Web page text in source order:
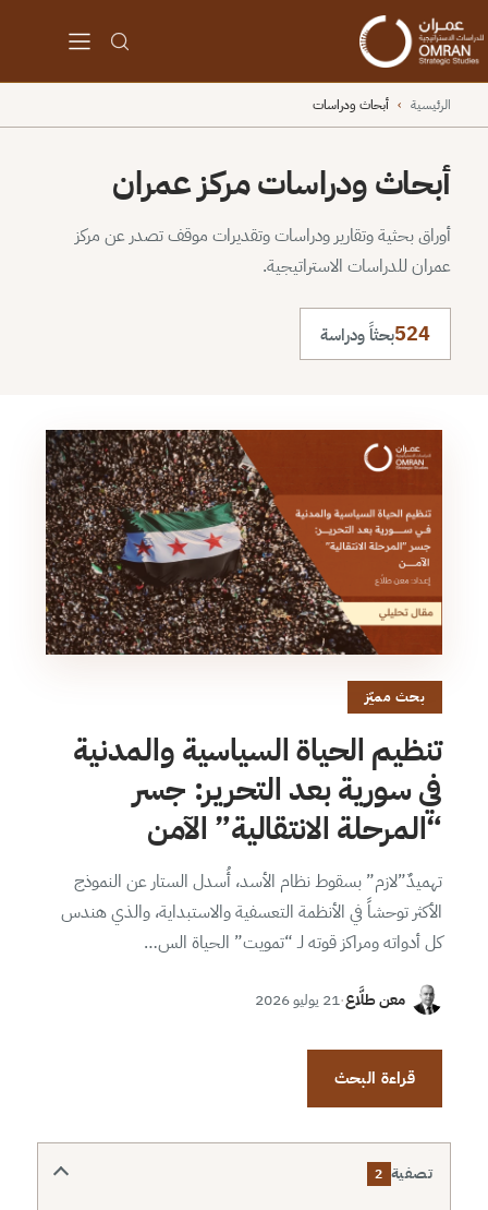
الرئيسية › أبحاث ودراسات
أبحاث ودراسات مركز عمران
أوراق بحثية وتقارير ودراسات وتقديرات موقف تصدر عن مركز
عمران للدراسات الاستراتيجية.
524بحثاً ودراسة
بحث مميّز
تنظيم الحياة السياسية والمدنية
في سورية بعد التحرير: جسر
“المرحلة الانتقالية” الآمن
تهميدٌ”لازم” بسقوط نظام الأسد، أُسدل الستار عن النموذج
الأكثر توحشاً في الأنظمة التعسفية والاستبداية، والذي هندس
كل أدواته ومراكز قوته لـ “تمويت” الحياة الس…
معن طلَّاع·21 يوليو 2026
قراءة البحث
تصفية 2